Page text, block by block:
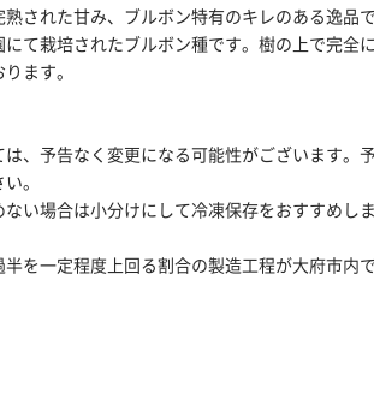
された甘み、ブルボン特有のキレのある逸品で
て栽培されたブルボン種です。樹の上で完全
ます。
、予告なく変更になる可能性がございます。
。
い場合は小分けにして冷凍保存をおすすめしま
を一定程度上回る割合の製造工程が大府市内で